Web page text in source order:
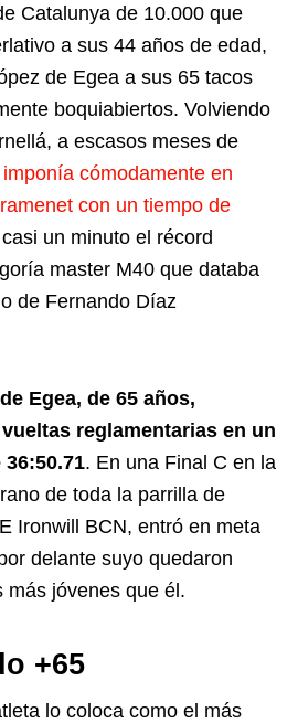
Catalunya de 10.000 que
a sus 44 años de edad,
de Egea a sus 65 tacos
boquiabiertos. Volviendo
a escasos meses de
cómodamente en
con un tiempo de
un minuto el récord
master M40 que databa
de Fernando Díaz
Egea, de 65 años,
reglamentarias en un
. En una Final C en la
de toda la parrilla de
Ironwill BCN, entró en meta
delante suyo quedaron
más jóvenes que él.
+65
lo coloca como el más